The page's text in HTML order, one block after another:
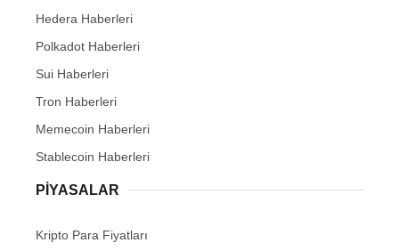
Hedera Haberleri
Polkadot Haberleri
Sui Haberleri
Tron Haberleri
Memecoin Haberleri
Stablecoin Haberleri
PIYASALAR
Kripto Para Fiyatları